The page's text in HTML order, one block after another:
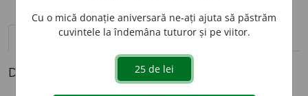
definiții (1)
Definiția cu ID-ul 801788:
Cu o mică donație aniversară ne-ați ajuta să păstrăm
cuvintele la îndemâna tuturor și pe viitor.